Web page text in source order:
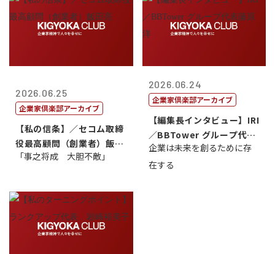
2026.06.25
企業家倶楽部アーカイブ
【私の信条】／セコム取締
役最高顧問（創業者）飯田
亮
「事之将成 大胆不敵」
2026.06.24
企業家倶楽部アーカイブ
【編集長インタビュー】IRI
／BBTower グループ代表
藤...
企業は未来を創るために存
在する